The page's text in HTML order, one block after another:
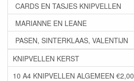
CARDS EN TASJES KNIPVELLEN
MARIANNE EN LEANE
PASEN, SINTERKLAAS, VALENTIJN
KNIPVELLEN KERST
10 A4 KNIPVELLEN ALGEMEEN €2,00